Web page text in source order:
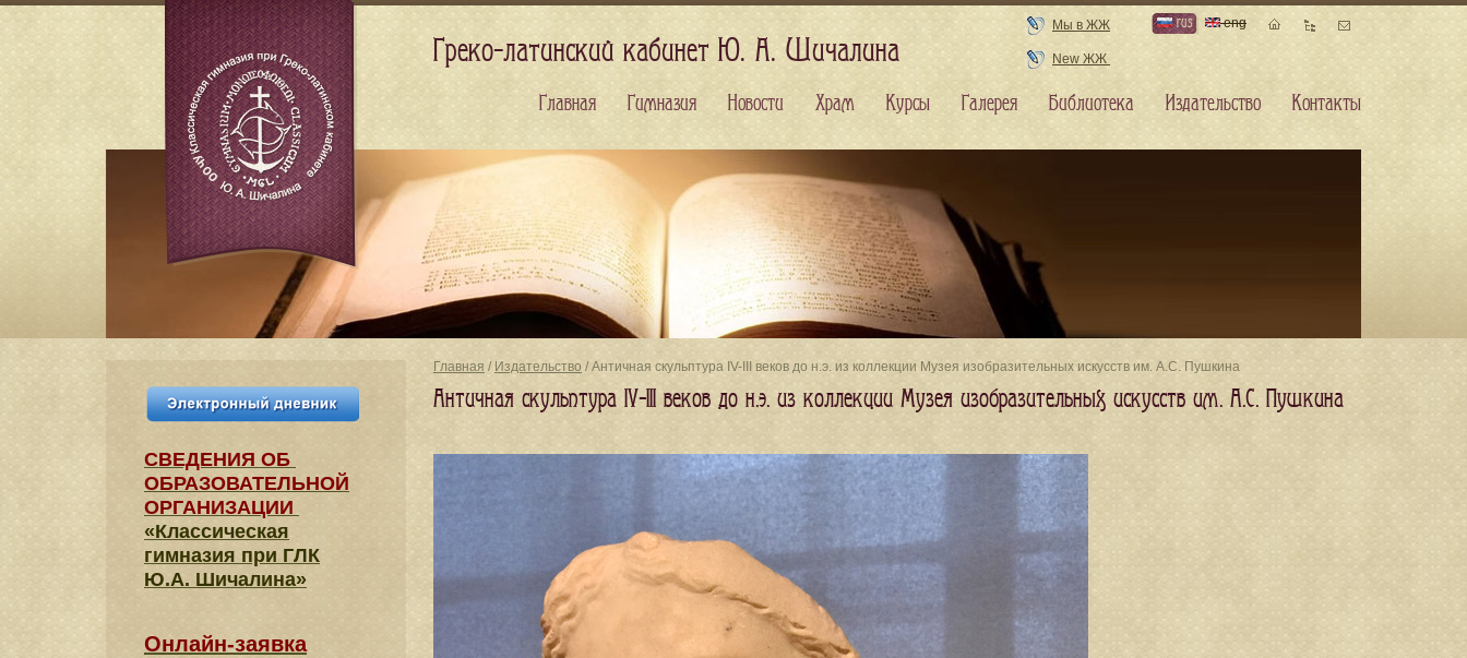
Главная / Издательство / Античная скульптура IV-III веков до н.э. из коллекции Музея изобразительных искусств им. А.С. Пушкина
Античная скульптура IV-III веков до н.э. из коллекции Музея изобразительных искусств им. А.С. Пушкина
СВЕДЕНИЯ​ ОБ
ОБРАЗОВАТЕЛЬНОЙ
ОРГАНИЗАЦИИ
«Классическая
гимназия при ГЛК
Ю.А. Шичалина»
Онлайн-заявка
Греко-латинский кабинет Ю. А. Шичалина
Мы в ЖЖ
New ЖЖ
rus eng
Главная Гимназия Новости Храм Курсы Галерея Библиотека Издательство Контакты